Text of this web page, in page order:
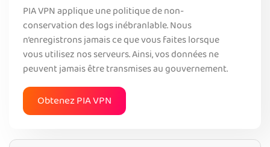
PIA VPN applique une politique de non-
conservation des logs inébranlable. Nous
n’enregistrons jamais ce que vous faites lorsque
vous utilisez nos serveurs. Ainsi, vos données ne
peuvent jamais être transmises au gouvernement.
Obtenez PIA VPN